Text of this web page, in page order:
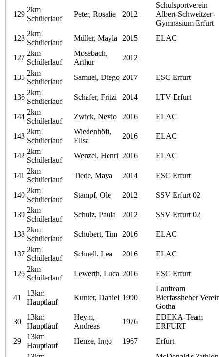
129
2km
Schülerlauf
Peter, Rosalie 2012
Schulsportverein
Albert-Schweitzer-
Gymnasium Erfurt
128
2km
Schülerlauf
Müller, Mayla 2015 ELAC
127
2km
Schülerlauf
Mosebach,
Arthur
2012
135
2km
Schülerlauf
Samuel, Diego 2017 ESC Erfurt
136
2km
Schülerlauf
Schäfer, Fritzi 2014 LTV Erfurt
144
2km
Schülerlauf
Zwick, Nevio 2016 ELAC
143
2km
Schülerlauf
Wiedenhöft,
Elisa
2016 ELAC
142
2km
Schülerlauf
Wenzel, Henri 2016 ELAC
141
2km
Schülerlauf
Tiede, Maya 2014 ESC Erfurt
140
2km
Schülerlauf
Stampf, Ole 2012 SSV Erfurt 02
139
2km
Schülerlauf
Schulz, Paula 2012 SSV Erfurt 02
138
2km
Schülerlauf
Schubert, Tim 2016 ELAC
137
2km
Schülerlauf
Schnell, Lea 2016 ELAC
126
2km
Schülerlauf
Lewerth, Luca 2016 ESC Erfurt
41
13km
Hauptlauf
Kunter, Daniel 1990
Laufteam
Bierfassheber
Gotha
30
13km
Hauptlauf
Heym,
Andreas
1976
EDEKA-Team
ERFURT
29
13km
Hauptlauf
Henze, Ingo 1967 Erfurt